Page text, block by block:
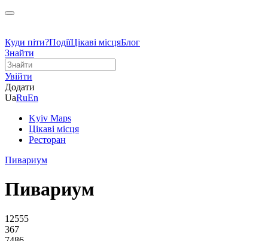
Куди піти?ПодіїЦікаві місцяБлог
Знайти
Увійти
Додати
UaRuEn
Kyiv Maps
Цікаві місця
Ресторан
Пивариум
Пивариум
12555
367